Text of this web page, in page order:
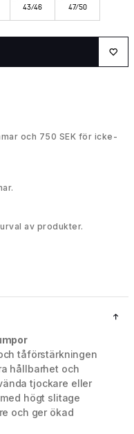
43/46 47/50
och 750 SEK för icke-
av produkter.
tåförstärkningen
hållbarhet och
tjockare eller
högt slitage
och ger ökad